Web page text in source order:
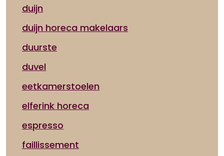
duijn
duijn horeca makelaars
duurste
duvel
eetkamerstoelen
elferink horeca
espresso
faillissement